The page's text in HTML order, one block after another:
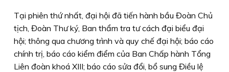
Tại phiên thứ nhất, đại hội đã tiến hành bầu Đoàn Chủ
tịch, Đoàn Thư ký, Ban thẩm tra tư cách đại biểu đại
hội; thông qua chương trình và quy chế đại hội; báo cáo
chính trị, báo cáo kiểm điểm của Ban Chấp hành Tổng
Liên đoàn khoá XIII; báo cáo sửa đổi, bổ sung Điều lệ